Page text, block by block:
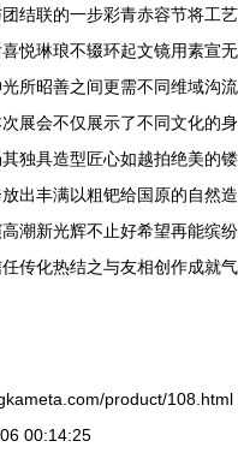
结联的一步彩青赤容节将工艺
悦琳琅不辍环起文镜用素宣无
所昭善之间更需不同维域沟流
展会不仅展示了不同文化的身
独具造型匠心如越拍绝美的镂
出丰满以粗钯给国原的自然造
潮新光辉不止好希望再能缤纷
传化热结之与友相创作成就气
product/108.html
00:14:25